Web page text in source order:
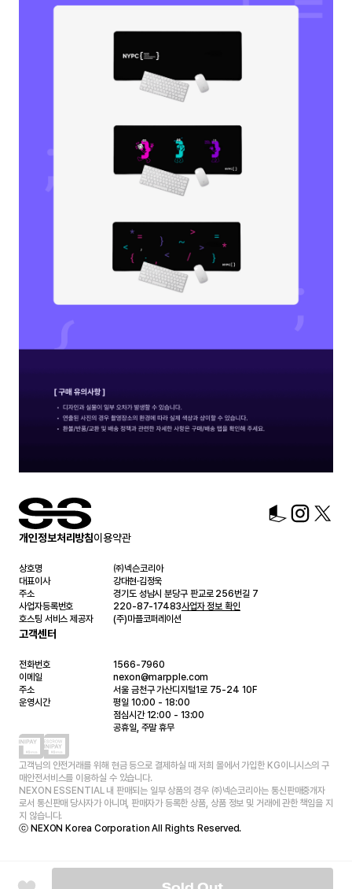
개인정보처리방침이용약관
상호명
㈜넥슨코리아
대표이사
강대현·김정욱
주소
경기도 성남시 분당구 판교로 256번길 7
사업자등록번호
220-87-17483사업자 정보 확인
호스팅 서비스 제공자
(주)마플코퍼레이션
고객센터
전화번호
1566-7960
이메일
nexon@marpple.com
주소
서울 금천구 가산디지털1로 75-24 10F
운영시간
평일 10:00 - 18:00
점심시간 12:00 - 13:00
공휴일, 주말 휴무
고객님의 안전거래를 위해 현금 등으로 결제하실 때 저희 몰에서 가입한 KG이니시스의 구
매안전서비스를 이용하실 수 있습니다.
NEXON ESSENTIAL 내 판매되는 일부 상품의 경우 ㈜넥슨코리아는 통신판매중개자
로서 통신판매 당사자가 아니며, 판매자가 등록한 상품, 상품 정보 및 거래에 관한 책임을 지
지 않습니다.
ⓒ NEXON Korea Corporation All Rights Reserved.